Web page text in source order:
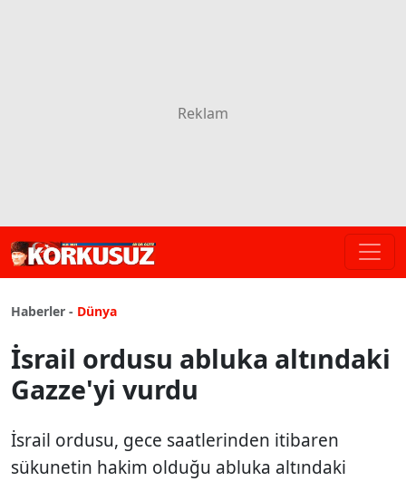
Haberler - Dünya
İsrail ordusu abluka altındaki
Gazze'yi vurdu
İsrail ordusu, gece saatlerinden itibaren
sükunetin hakim olduğu abluka altındaki